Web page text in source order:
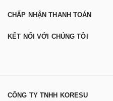
CHẤP NHẬN THANH TOÁN
KẾT NỐI VỚI CHÚNG TÔI
CÔNG TY TNHH KORESU